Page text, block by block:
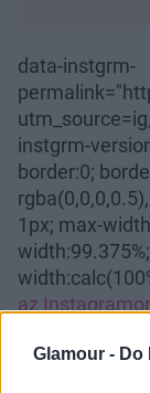
Glamour - Do
data-instgrm-
instgrm-
border:0;
1px; max-
az